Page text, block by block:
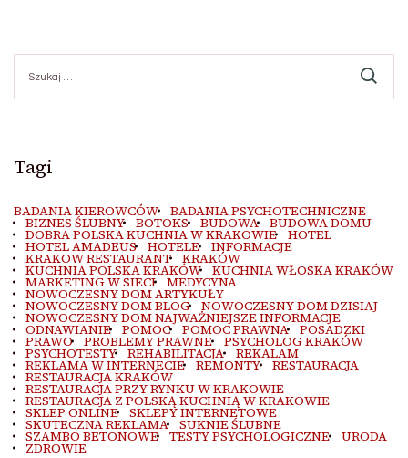
Tagi
BADANIA KIEROWCÓW BADANIA PSYCHOTECHNICZNE
BIZNES ŚLUBNY BOTOKS BUDOWA BUDOWA DOMU
DOBRA POLSKA KUCHNIA W KRAKOWIE HOTEL
HOTEL AMADEUS HOTELE INFORMACJE
KRAKOW RESTAURANT KRAKÓW
KUCHNIA POLSKA KRAKÓW KUCHNIA WŁOSKA KRAKÓW
MARKETING W SIECI MEDYCYNA
NOWOCZESNY DOM ARTYKUŁY
NOWOCZESNY DOM BLOG NOWOCZESNY DOM DZISIAJ
NOWOCZESNY DOM NAJWAŻNIEJSZE INFORMACJE
ODNAWIANIE POMOC POMOC PRAWNA POSADZKI
PRAWO PROBLEMY PRAWNE PSYCHOLOG KRAKÓW
PSYCHOTESTY REHABILITACJA REKALAM
REKLAMA W INTERNECIE REMONTY RESTAURACJA
RESTAURACJA KRAKÓW
RESTAURACJA PRZY RYNKU W KRAKOWIE
RESTAURACJA Z POLSKĄ KUCHNIĄ W KRAKOWIE
SKLEP ONLINE SKLEPY INTERNETOWE
SKUTECZNA REKLAMA SUKNIE ŚLUBNE
SZAMBO BETONOWE TESTY PSYCHOLOGICZNE URODA
ZDROWIE